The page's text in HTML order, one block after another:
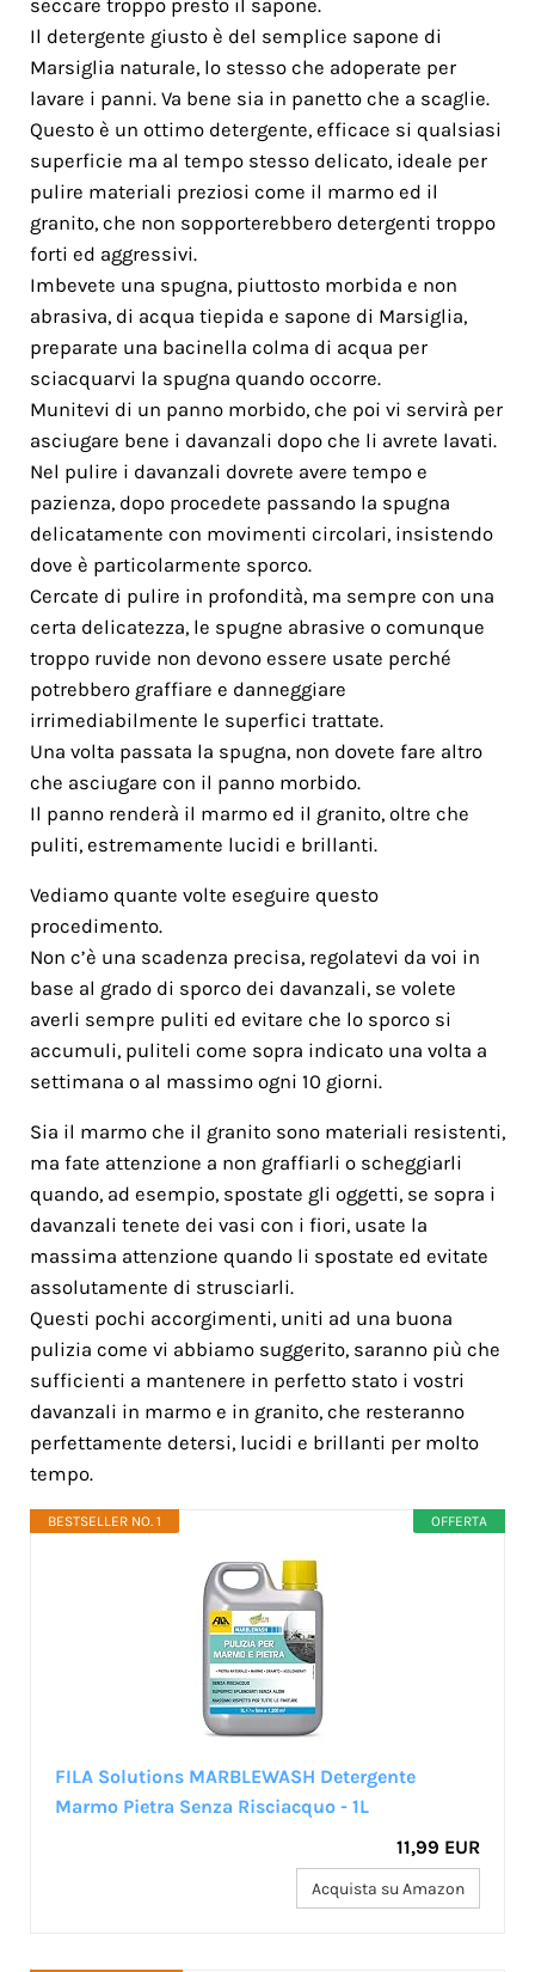
seccare troppo presto il sapone.
Il detergente giusto è del semplice sapone di
Marsiglia naturale, lo stesso che adoperate per
lavare i panni. Va bene sia in panetto che a scaglie.
Questo è un ottimo detergente, efficace si qualsiasi
superficie ma al tempo stesso delicato, ideale per
pulire materiali preziosi come il marmo ed il
granito, che non sopporterebbero detergenti troppo
forti ed aggressivi.
Imbevete una spugna, piuttosto morbida e non
abrasiva, di acqua tiepida e sapone di Marsiglia,
preparate una bacinella colma di acqua per
sciacquarvi la spugna quando occorre.
Munitevi di un panno morbido, che poi vi servirà per
asciugare bene i davanzali dopo che li avrete lavati.
Nel pulire i davanzali dovrete avere tempo e
pazienza, dopo procedete passando la spugna
delicatamente con movimenti circolari, insistendo
dove è particolarmente sporco.
Cercate di pulire in profondità, ma sempre con una
certa delicatezza, le spugne abrasive o comunque
troppo ruvide non devono essere usate perché
potrebbero graffiare e danneggiare
irrimediabilmente le superfici trattate.
Una volta passata la spugna, non dovete fare altro
che asciugare con il panno morbido.
Il panno renderà il marmo ed il granito, oltre che
puliti, estremamente lucidi e brillanti.
Vediamo quante volte eseguire questo
procedimento.
Non c’è una scadenza precisa, regolatevi da voi in
base al grado di sporco dei davanzali, se volete
averli sempre puliti ed evitare che lo sporco si
accumuli, puliteli come sopra indicato una volta a
settimana o al massimo ogni 10 giorni.
Sia il marmo che il granito sono materiali resistenti,
ma fate attenzione a non graffiarli o scheggiarli
quando, ad esempio, spostate gli oggetti, se sopra i
davanzali tenete dei vasi con i fiori, usate la
massima attenzione quando li spostate ed evitate
assolutamente di strusciarli.
Questi pochi accorgimenti, uniti ad una buona
pulizia come vi abbiamo suggerito, saranno più che
sufficienti a mantenere in perfetto stato i vostri
davanzali in marmo e in granito, che resteranno
perfettamente detersi, lucidi e brillanti per molto
tempo.
OFFERTA
BESTSELLER NO. 1
FILA Solutions MARBLEWASH Detergente
Marmo Pietra Senza Risciacquo - 1L
11,99 EUR
Acquista su Amazon